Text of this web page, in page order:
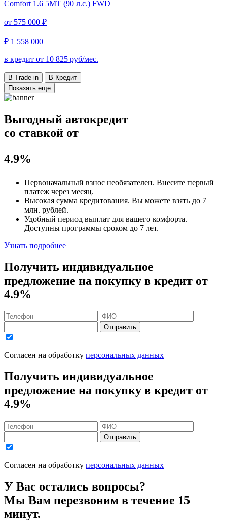
Comfort 1.6 5MT (90 л.с.) FWD
от 575 000 ₽
₽ 1 558 000
в кредит от 10 825 руб/мес.
В Trade-in
В Кредит
Показать еще
Выгодный автокредит
со ставкой от
4.9%
Первоначальный взнос необязателен. Внесите первый
платеж через месяц.
Высокая сумма кредитования. Вы можете взять до 7
млн. рублей.
Удобный период выплат для вашего комфорта.
Доступны программы сроком до 7 лет.
Узнать подробнее
Получить индивидуальное
предложение на покупку в кредит от
4.9%
Отправить
Согласен на обработку персональных данных
Получить индивидуальное
предложение на покупку в кредит от
4.9%
Отправить
Согласен на обработку персональных данных
У Вас остались вопросы?
Мы Вам перезвоним в течение 15
минут.